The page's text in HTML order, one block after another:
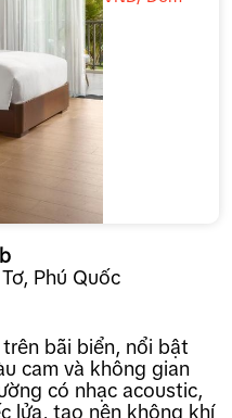
Phú Quốc
bãi biển, nổi bật
cam và không gian
có nhạc acoustic,
lửa, tạo nên không khí